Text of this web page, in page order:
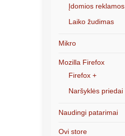
Įdomios reklamos
Laiko žudimas
Mikro
Mozilla Firefox
Firefox +
Naršyklės priedai
Naudingi patarimai
Ovi store